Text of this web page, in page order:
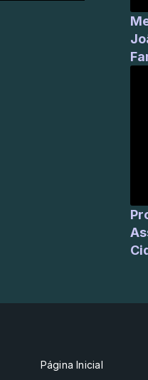
Página Inicial